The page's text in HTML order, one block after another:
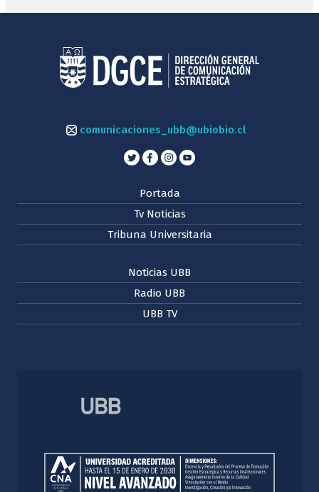
comunicaciones_ubb@ubiobio.cl
Portada
Tv Noticias
Tribuna Universitaria
Noticias UBB
Radio UBB
UBB TV